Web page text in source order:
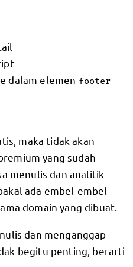
dalam elemen footer
maka tidak akan
yang sudah
menulis dan analitik
ada embel-embel
domain yang dibuat.
dan menganggap
begitu penting, berarti